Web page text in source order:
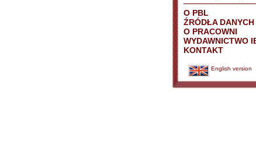
O PBL
ŹRÓDŁA DANYCH
O PRACOWNI
WYDAWNICTWO
KONTAKT
English version